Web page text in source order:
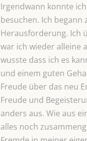
Irgendwann konnte
besuchen. Ich
Herausforderung. Ich
war ich wieder alleine
wusste dass ich es
und einem guten
Freude über das neu
Freude und
anders aus. Wie aus
alles noch